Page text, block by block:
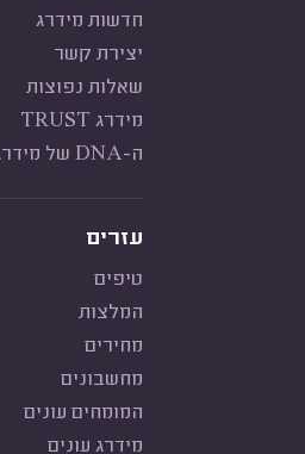
חדשות מידרג
יצירת קשר
שאלות נפוצות
מידרג TRUST
ה-DNA של מידרג
עזרים
טיפים
המלצות
מחירים
מחשבונים
המומחים עונים
מידרג עונים